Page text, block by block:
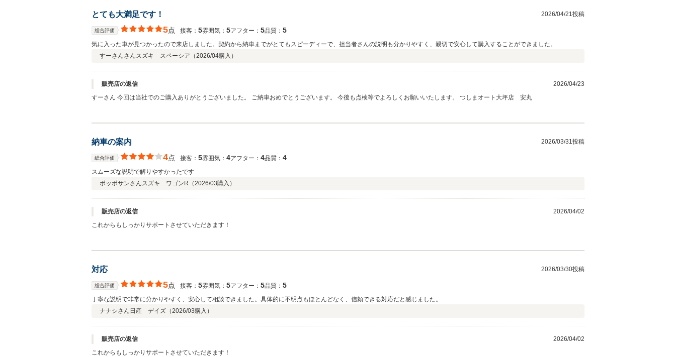
とても大満足です！ 2026/04/21投稿
総合評価 5点 接客： 5雰囲気： 5アフター： 5品質： 5
気に入った車が見つかったので来店しました。契約から納車までがとてもスピーディーで、担当者さんの説明も分かりやすく、親切で安心して購入することができました。
すーさんさんスズキ スペーシア（2026/04購入）
販売店の返信
2026/04/23
すーさん 今回は当社でのご購入ありがとうございました。 ご納車おめでとうございます。 今後も点検等でよろしくお願いいたします。 つしまオート大坪店 安丸
納車の案内 2026/03/31投稿
総合評価 4点 接客： 5雰囲気： 4アフター： 4品質： 4
スムーズな説明で解りやすかったです
ポッポサンさんスズキ ワゴンR（2026/03購入）
販売店の返信
2026/04/02
これからもしっかりサポートさせていただきます！
対応 2026/03/30投稿
総合評価 5点 接客： 5雰囲気： 5アフター： 5品質： 5
丁寧な説明で非常に分かりやすく、安心して相談できました。具体的に不明点もほとんどなく、信頼できる対応だと感じました。
ナナシさん 日産 デイズ（2026/03購入）
販売店の返信
2026/04/02
これからもしっかりサポートさせていただきます！